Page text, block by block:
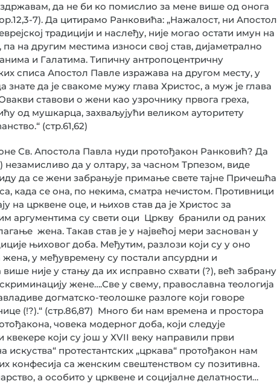
да не би ко помислио за мене више од онога
7). Да цитирамо Ранковића: „Нажалост, ни Апостол
традицији и наслеђу, није могао остати имун на
на другим местима износи свој став, дијаметрално
и Галатима. Типичну антропоцентричну
списа Апостол Павле изражава на другом месту, у
да је свакоме мужу глава Христос, а муж је глава
ставови о жени као узрочнику првога греха,
од мушкарца, захваљујући великом ауторитету
(стр.61,62)
оне Св. Апостола Павла нуди протођакон Ранковић? Да
незамисливо да у олтару, за часном Трпезом, виде
да се жени забрањује примање свете тајне Причешћа
када се она, по некима, сматра нечистом. Противници
на црквене оце, и њихов став да је Христос за
аргументима су свети оци Цркву бранили од раних
жена. Такав став је у највећој мери заснован у
њиховог доба. Међутим, разлози који су у оно
у међувремену су постали апсурдни и
није у стању да их исправно схвати (?), већ забрану
жене….Све у свему, православна теологија
догматско-теолошке разлоге који говоре
(!?).“ (стр.86,87) Много би нам времена и простора
човека модерног доба, који следује
који су још у ХVII веку направили први
искуства“ протестантских „цркава“ протођакон нам
конфесија са женским свештенством су позитивна.
а особито у црквене и социјалне делатности…